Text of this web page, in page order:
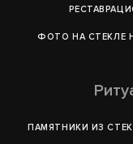
ФОТО НА СТЕКЛЕ
ПАМЯТНИКИ ИЗ